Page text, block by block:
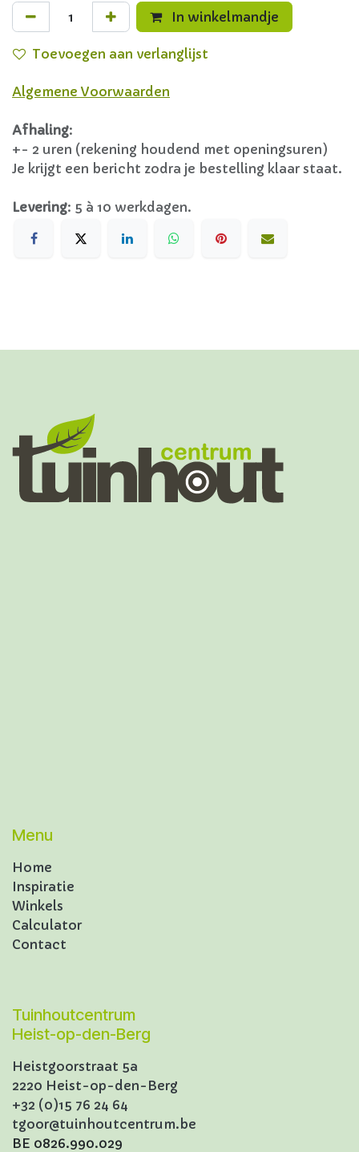
In winkelmandje
Toevoegen aan verlanglijst
Algemene Voorwaarden
Afhaling:
+- 2 uren (rekening houdend met openingsuren)
Je krijgt een bericht zodra je bestelling klaar staat.
Levering: 5 à 10 werkdagen.
Menu
Home
Inspiratie
Winkels
Calculator
Contact
Tuinhoutcentrum
Heist-op-den-Berg
Heistgoorstraat 5a
2220 Heist-op-den-Berg
+32 (0)15 76 24 64
tgoor@tuinhoutcentrum.be
BE 0826.990.029